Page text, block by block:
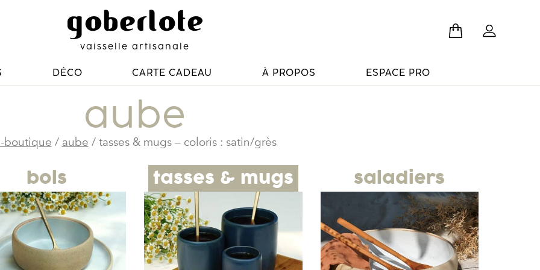
vaisselle artisanale
DÉCO CARTE CADEAU À PROPOS ESPACE PRO
aube
bols tasses & mugs saladiers
boutique / aube / tasses & mugs – coloris : satin/grès